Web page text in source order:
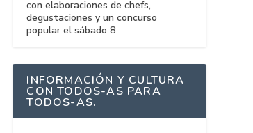
con elaboraciones de chefs,
degustaciones y un concurso
popular el sábado 8
INFORMACIÓN Y CULTURA
CON TODOS-AS PARA
TODOS-AS.